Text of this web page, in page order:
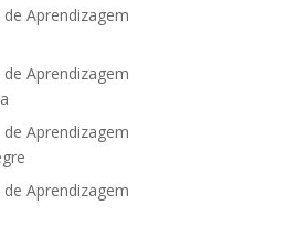
de Aprendizagem
de Aprendizagem
de Aprendizagem
de Aprendizagem